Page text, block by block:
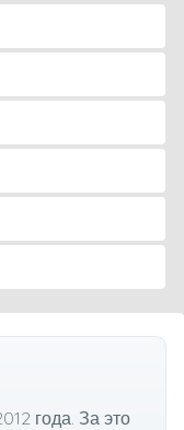
года. За это